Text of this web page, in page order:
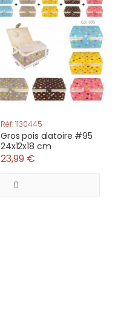
Réf: 1130445
Gros pois alatoire #95
24x12x18 cm
23,99 €